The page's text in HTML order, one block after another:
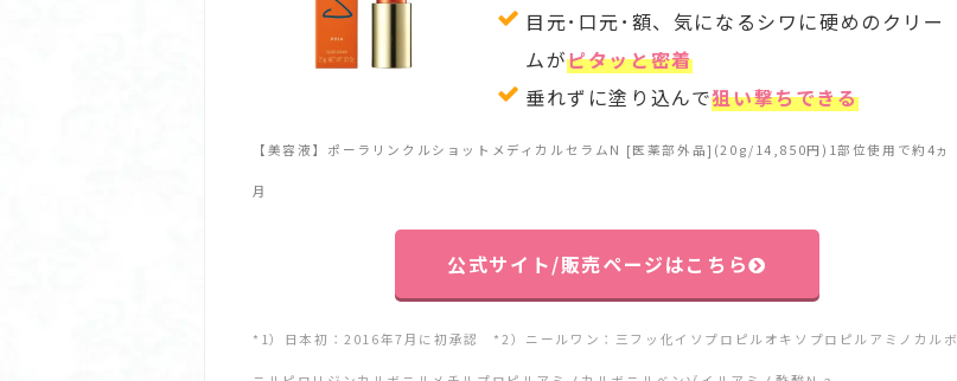
目元･口元･額、気になるシワに硬めのクリー
ムがピタッと密着
垂れずに塗り込んで狙い撃ちできる
【美容液】ポーラリンクルショットメディカルセラムN [医薬部外品](20g/14,850円)1部位使用で約4ヵ
月
公式サイト/販売ページはこちら
*1）日本初：2016年7月に初承認 *2）ニールワン：三フッ化イソプロピルオキソプロピルアミノカルボ